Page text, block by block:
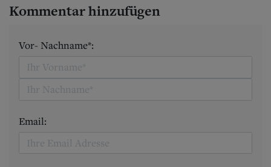
Kommentar hinzufügen
Vor- Nachname*:
Email: